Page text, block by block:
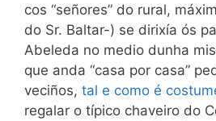
cos “señores” do rural,
do Sr. Baltar-) se dirixía ós
Abeleda no medio dunha
que anda “casa por casa”
veciños, tal e como é
regalar o típico chaveiro do